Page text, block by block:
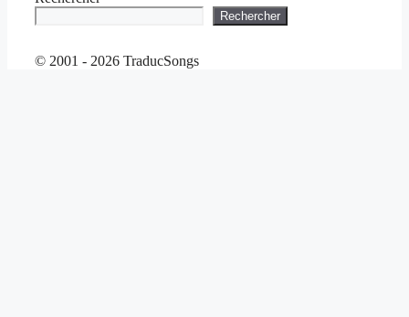
Rechercher
© 2001 - 2026 TraducSongs